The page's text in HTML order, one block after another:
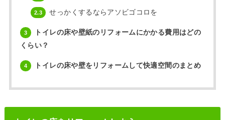
2.3 せっかくするならアソビゴコロを
3
トイレの床や壁紙のリフォームにかかる費用はどの
くらい？
4 トイレの床や壁をリフォームして快適空間のまとめ